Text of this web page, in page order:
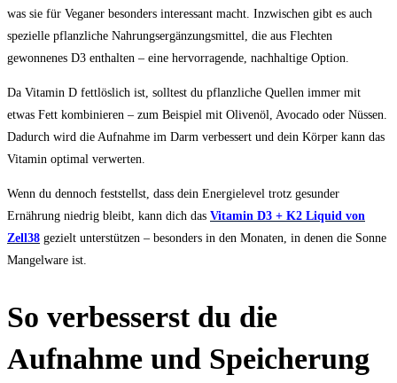
was sie für Veganer besonders interessant macht. Inzwischen gibt es auch
spezielle pflanzliche Nahrungsergänzungsmittel, die aus Flechten
gewonnenes D3 enthalten – eine hervorragende, nachhaltige Option.
Da Vitamin D fettlöslich ist, solltest du pflanzliche Quellen immer mit
etwas Fett kombinieren – zum Beispiel mit Olivenöl, Avocado oder Nüssen.
Dadurch wird die Aufnahme im Darm verbessert und dein Körper kann das
Vitamin optimal verwerten.
Wenn du dennoch feststellst, dass dein Energielevel trotz gesunder
Ernährung niedrig bleibt, kann dich das Vitamin D3 + K2 Liquid von
Zell38 gezielt unterstützen – besonders in den Monaten, in denen die Sonne
Mangelware ist.
So verbesserst du die
Aufnahme und Speicherung